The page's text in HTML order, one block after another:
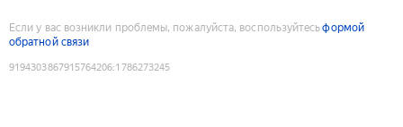
Если у вас возникли проблемы, пожалуйста, воспользуйтесьформой
обратной связи
9194303867915764206:1786273245